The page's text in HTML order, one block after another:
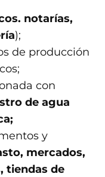
notarías,
);
de producción
con
de agua
y
mercados,
tiendas de